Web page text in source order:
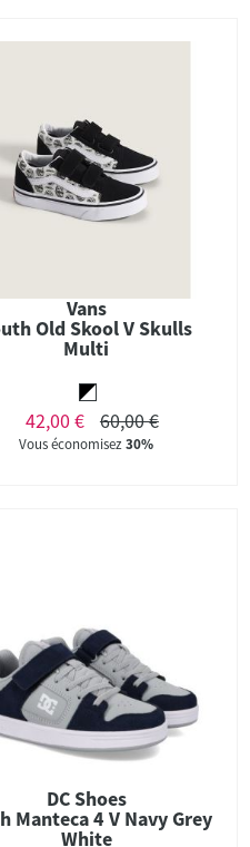
Vans
Old Skool V Skulls
Multi
42,00 € 60,00 €
Vous économisez30%
DC Shoes
Manteca 4 V Navy Grey
White